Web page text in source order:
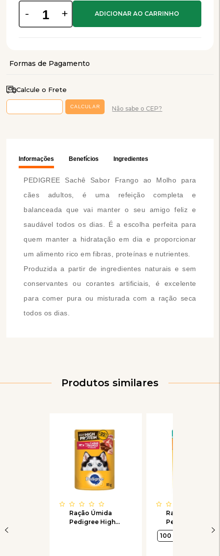
- +
Calcule o Frete
Não sabe o CEP?
Informações Benefícios Ingredientes
PEDIGREE Sachê Sabor Frango ao Molho para
cães adultos, é uma refeição completa e
balanceada que vai manter o seu amigo feliz e
saudável todos os dias. É a escolha perfeita para
quem manter a hidratação em dia e proporcionar
um alimento rico em fibras, proteínas e nutrientes.
Produzida a partir de ingredientes naturais e sem
conservantes ou corantes artificiais, é excelente
para comer pura ou misturada com a ração seca
todos os dias.
Produtos similares
Ração Úmida
Pedigree High
Ração Úmida
Pedigree Sachê
Frango ao
Molho para Cães
100 g